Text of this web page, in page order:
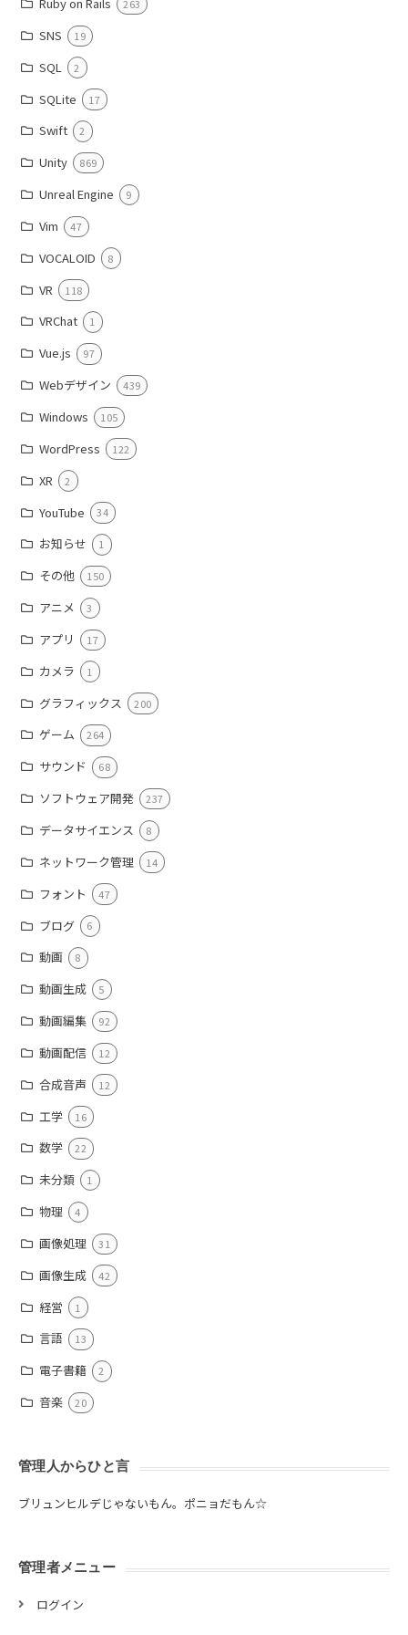
263
SNS 19
SQL 2
SQLite 17
Swift 2
Unity 869
Unreal Engine 9
Vim 47
VOCALOID 8
VR 118
VRChat 1
Vue.js 97
Webデザイン 439
Windows 105
WordPress 122
XR 2
YouTube 34
お知らせ 1
その他 150
アニメ 3
アプリ 17
カメラ 1
グラフィックス 200
ゲーム 264
サウンド 68
ソフトウェア開発 237
データサイエンス 8
ネットワーク管理 14
フォント 47
ブログ 6
動画 8
動画生成 5
動画編集 92
動画配信 12
合成音声 12
工学 16
数学 22
未分類 1
物理 4
画像処理 31
画像生成 42
経営 1
言語 13
電子書籍 2
音楽 20
管理人からひと言
ブリュンヒルデじゃないもん。ポニョだもん☆
管理者メニュー
ログイン